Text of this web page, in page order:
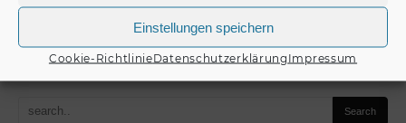
Einstellungen speichern
Cookie-RichtlinieDatenschutzerklärung Impressum